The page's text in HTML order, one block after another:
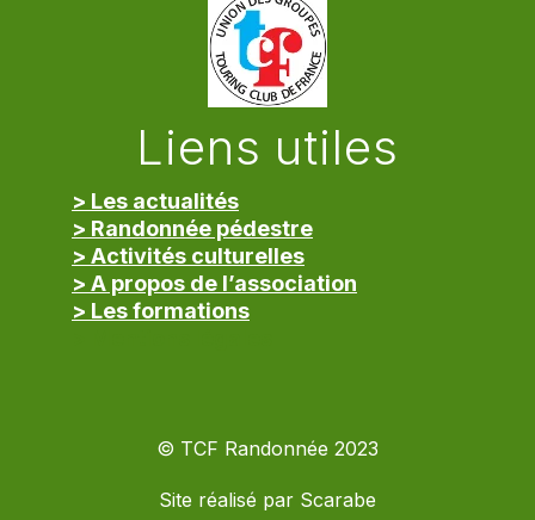
Liens utiles
> Les actualités
> Randonnée pédestre
> Activités culturelles
> A propos de l’association
> Les formations
© TCF Randonnée 2023
Site réalisé par Scarabe